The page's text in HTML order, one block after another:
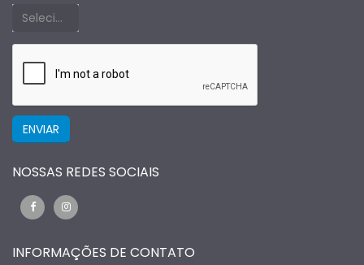
Selecione um estado primeiro
NOSSAS REDES SOCIAIS
INFORMAÇÕES DE CONTATO